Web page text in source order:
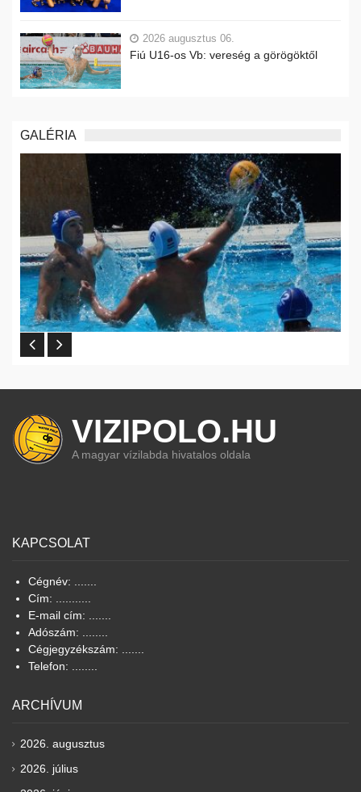
2026 augusztus 06.
Fiú U16-os Vb: vereség a görögöktől
GALÉRIA
VIZIPOLO.HU
A magyar vízilabda hivatalos oldala
KAPCSOLAT
Cégnév: .......
Cím: ...........
E-mail cím: .......
Adószám: ........
Cégjegyzékszám: .......
Telefon: ........
ARCHÍVUM
2026. augusztus
2026. július